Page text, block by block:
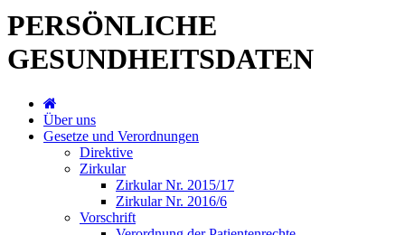
PERSÖNLICHE
GESUNDHEITSDATEN
Über uns
Gesetze und Verordnungen
Direktive
Zirkular
Zirkular Nr. 2015/17
Zirkular Nr. 2016/6
Vorschrift